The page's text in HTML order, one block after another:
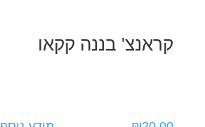
קראנצ' בננה קקאו